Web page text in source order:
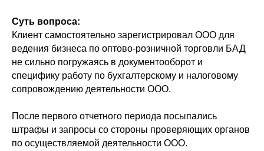
Суть вопроса:
Клиент самостоятельно зарегистрировал ООО для
ведения бизнеса по оптово-розничной торговли БАД
не сильно погружаясь в документооборот и
специфику работу по бухгалтерскому и налоговому
сопровождению деятельности ООО.
После первого отчетного периода посыпались
штрафы и запросы со стороны проверяющих органов
по осуществляемой деятельности ООО.